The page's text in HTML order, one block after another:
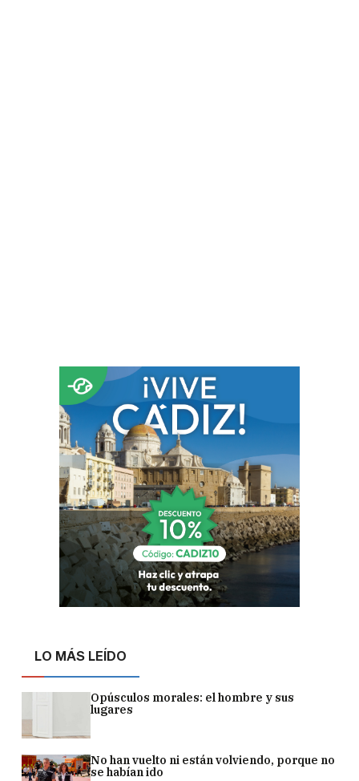
LO MÁS LEÍDO
Opúsculos morales: el hombre y sus
lugares
No han vuelto ni están volviendo, porque no
se habían ido